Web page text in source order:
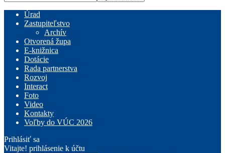
Úrad
Zastupiteľstvo
Archív
Otvorená župa
E-knižnica
Dotácie
Rada partnerstva
Rozvoj
Interact
Foto
Video
Kontakty
Voľby do VÚC 2026
Prihlásiť sa
Vitajte! prihlásenie k účtu